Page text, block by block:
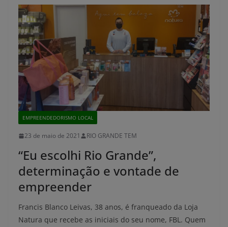
EMPREENDEDORISMO LOCAL
23 de maio de 2021 RIO GRANDE TEM
“Eu escolhi Rio Grande”,
determinação e vontade de
empreender
Francis Blanco Leivas, 38 anos, é franqueado da Loja
Natura que recebe as iniciais do seu nome, FBL. Quem